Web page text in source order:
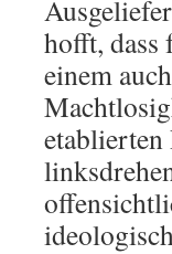
hofft, dass
einem